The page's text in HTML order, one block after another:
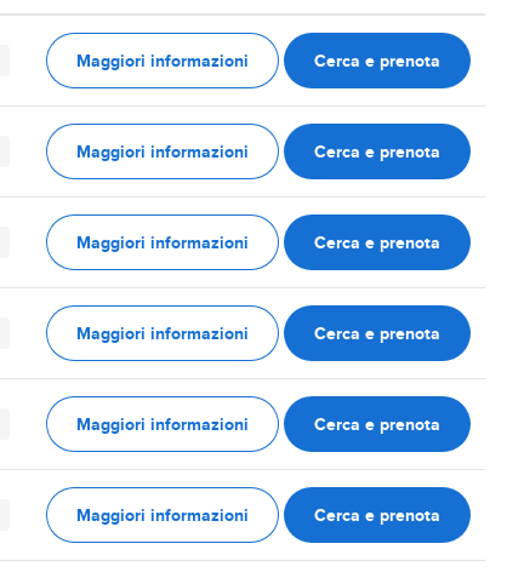
Maggiori informazioni Cerca e prenota
Maggiori informazioni Cerca e prenota
Maggiori informazioni Cerca e prenota
Maggiori informazioni Cerca e prenota
Maggiori informazioni Cerca e prenota
Maggiori informazioni Cerca e prenota